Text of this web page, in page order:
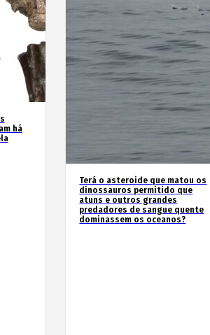
há
Terá o asteroide que matou os
dinossauros permitido que
atuns e outros grandes
predadores de sangue quente
dominassem os oceanos?